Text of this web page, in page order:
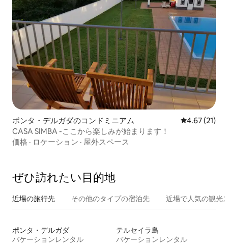
ポンタ・デルガダのコンドミニアム レビュー21
4.67 (21)
CASA SIMBA -ここから楽しみが始まります！
価格 · ロケーション · 屋外スペース
ぜひ訪⁠れ⁠た⁠い目⁠的⁠地
近場の旅行先 その他のタ⁠イ⁠プ⁠の宿⁠泊⁠先 近場で人気の観光
ポンタ・デルガダ
バケーションレンタル
テルセイラ島
バケーションレンタル